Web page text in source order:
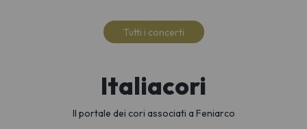
Tutti i concerti
Italiacori
Il portale dei cori associati a Feniarco